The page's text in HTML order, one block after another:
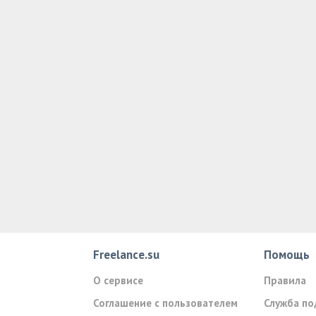
Freelance.su
О сервисе
Соглашение с пользователем
Помощь
Правила
Служба